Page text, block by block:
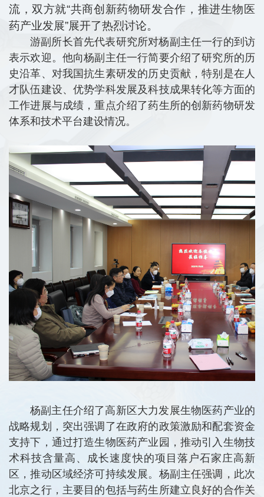
流，双方就“共商创新药物研发合作，推进生物医
药产业发展”展开了热烈讨论。
游副所长首先代表研究所对杨副主任一行的到访
表示欢迎。他向杨副主任一行简要介绍了研究所的历
史沿革、对我国抗生素研发的历史贡献，特别是在人
才队伍建设、优势学科发展及科技成果转化等方面的
工作进展与成绩，重点介绍了药生所的创新药物研发
体系和技术平台建设情况。
杨副主任介绍了高新区大力发展生物医药产业的
战略规划，突出强调了在政府的政策激励和配套资金
支持下，通过打造生物医药产业园，推动引入生物技
术科技含量高、成长速度快的项目落户石家庄高新
区，推动区域经济可持续发展。杨副主任强调，此次
北京之行，主要目的包括与药生所建立良好的合作关